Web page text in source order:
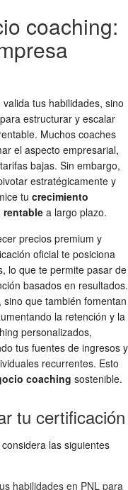
coaching:
tus habilidades, sino
estructurar y escalar
Muchos coaches
el aspecto empresarial,
bajas. Sin embargo,
estratégicamente y
tu crecimiento
rentablea largo plazo.
precios premium y
oficial te posiciona
lo que te permite pasar de
basados en resultados.
que también fomentan
la retención y la
personalizados,
tus fuentes de ingresos y
recurrentes. Esto
coaching sostenible.
tu certificación
las siguientes
habilidades en PNL para